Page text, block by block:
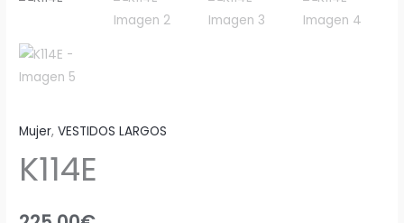
Mujer,VESTIDOS LARGOS
K114E